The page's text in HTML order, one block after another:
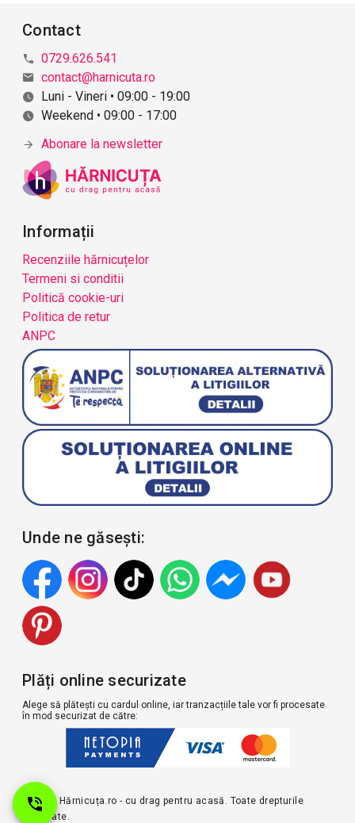
Contact
0729.626.541
contact@harnicuta.ro
Luni - Vineri • 09:00 - 19:00
Weekend • 09:00 - 17:00
Abonare la newsletter
Informații
Recenziile hărnicuțelor
Termeni si conditii
Politică cookie-uri
Politica de retur
ANPC
Unde ne găsești:
Plăți online securizate
Alege să plătești cu cardul online, iar tranzacțiile tale vor fi procesate
în mod securizat de către:
© 2026 Hărnicuța.ro - cu drag pentru acasă. Toate drepturile
rezervate.